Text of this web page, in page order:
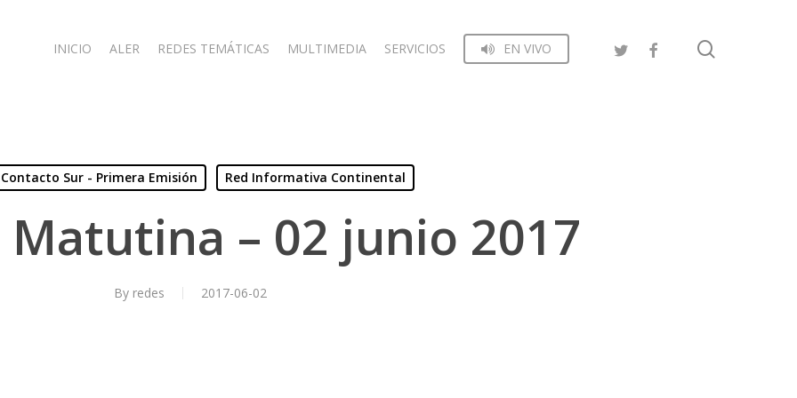
INICIO ALER REDES TEMÁTICAS MULTIMEDIA SERVICIOS EN VIVO
Contacto Sur - Primera Emisión Red Informativa Continental
Matutina – 02 junio 2017
By redes 2017-06-02